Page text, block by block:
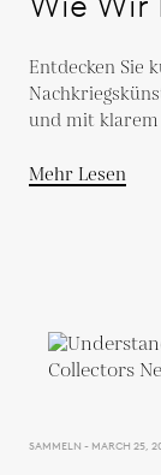
Entdecken Sie
und mit klarem
Mehr Lesen
SAMMELN - MARCH 25,